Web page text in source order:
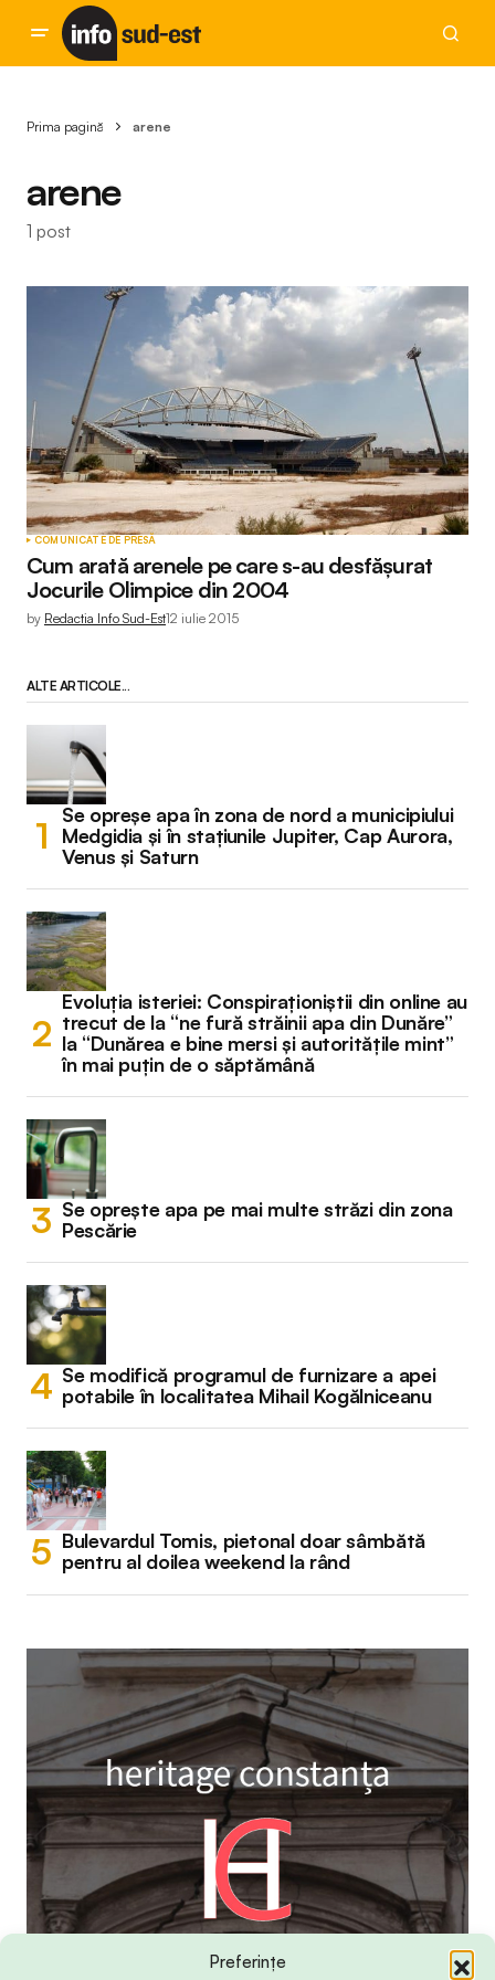
Preferințe
Prima pagină arene
arene
1 post
COMUNICATE DE PRESĂ
Cum arată arenele pe care s-au desfăşurat
Jocurile Olimpice din 2004
by Redactia Info Sud-Est12 iulie 2015
ALTE ARTICOLE...
Se opreșe apa în zona de nord a municipiului
Medgidia și în stațiunile Jupiter, Cap Aurora,
Venus și Saturn
Evoluția isteriei: Conspiraționiștii din online au
trecut de la “ne fură străinii apa din Dunăre”
la “Dunărea e bine mersi și autoritățile mint”
în mai puțin de o săptămână
Se oprește apa pe mai multe străzi din zona
Pescărie
Se modifică programul de furnizare a apei
potabile în localitatea Mihail Kogălniceanu
Bulevardul Tomis, pietonal doar sâmbătă
pentru al doilea weekend la rând